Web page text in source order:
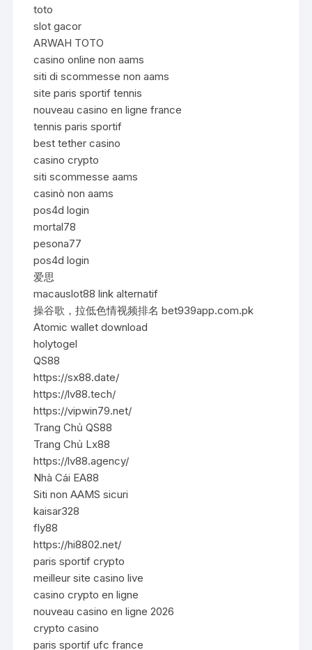
toto
slot gacor
ARWAH TOTO
casino online non aams
siti di scommesse non aams
site paris sportif tennis
nouveau casino en ligne france
tennis paris sportif
best tether casino
casino crypto
siti scommesse aams
casinò non aams
pos4d login
mortal78
pesona77
pos4d login
爱思
macauslot88 link alternatif
操谷歌，拉低色情视频排名 bet939app.com.pk
Atomic wallet download
holytogel
QS88
https://sx88.date/
https://lv88.tech/
https://vipwin79.net/
Trang Chủ QS88
Trang Chủ Lx88
https://lv88.agency/
Nhà Cái EA88
Siti non AAMS sicuri
kaisar328
fly88
https://hi8802.net/
paris sportif crypto
meilleur site casino live
casino crypto en ligne
nouveau casino en ligne 2026
crypto casino
paris sportif ufc france